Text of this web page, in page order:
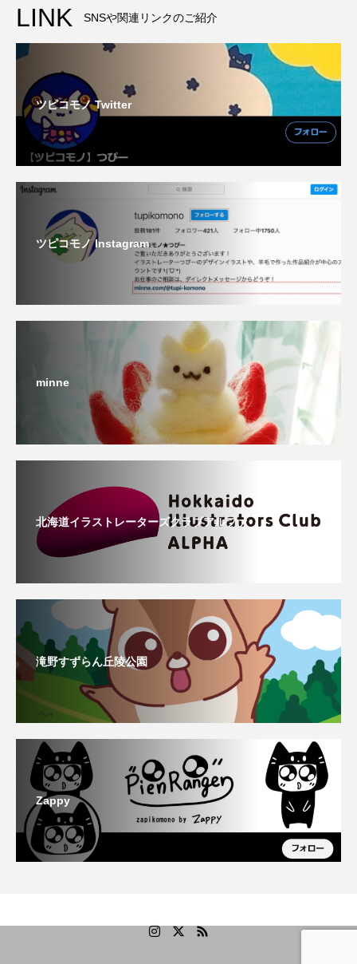
LINK SNSや関連リンクのご紹介
ツピコモノ Twitter
ツピコモノ Instagram
minne
北海道イラストレーターズクラブアルファ
滝野すずらん丘陵公園
Zappy